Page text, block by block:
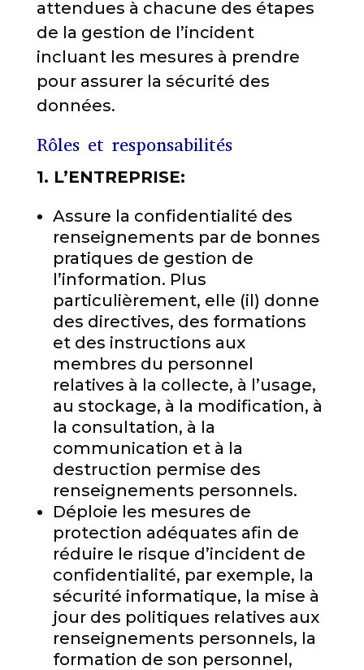
attendues à chacune des étapes
de la gestion de l’incident
incluant les mesures à prendre
pour assurer la sécurité des
données.
Rôles et responsabilités
1. L’ENTREPRISE:
Assure la confidentialité des
renseignements par de bonnes
pratiques de gestion de
l’information. Plus
particulièrement, elle (il) donne
des directives, des formations
et des instructions aux
membres du personnel
relatives à la collecte, à l’usage,
au stockage, à la modification, à
la consultation, à la
communication et à la
destruction permise des
renseignements personnels.
Déploie les mesures de
protection adéquates afin de
réduire le risque d’incident de
confidentialité, par exemple, la
sécurité informatique, la mise à
jour des politiques relatives aux
renseignements personnels, la
formation de son personnel,